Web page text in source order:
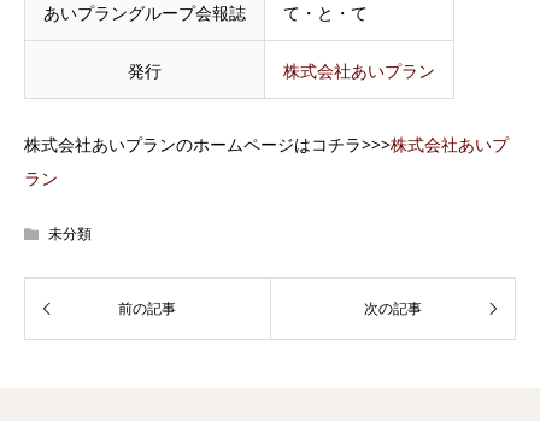
あいプラングループ会報誌 て・と・て
発行 株式会社あいプラン
株式会社あいプランのホームページはコチラ>>>株式会社あいプ
ラン
未分類